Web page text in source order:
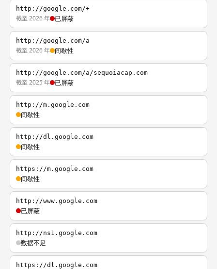
http://google.com/+
截至 2026 年 已屏蔽
http://google.com/a
截至 2026 年 间歇性
http://google.com/a/sequoiacap.com
截至 2025 年 已屏蔽
http://m.google.com
间歇性
http://dl.google.com
间歇性
https://m.google.com
间歇性
http://www.google.com
已屏蔽
http://ns1.google.com
数据不足
https://dl.google.com